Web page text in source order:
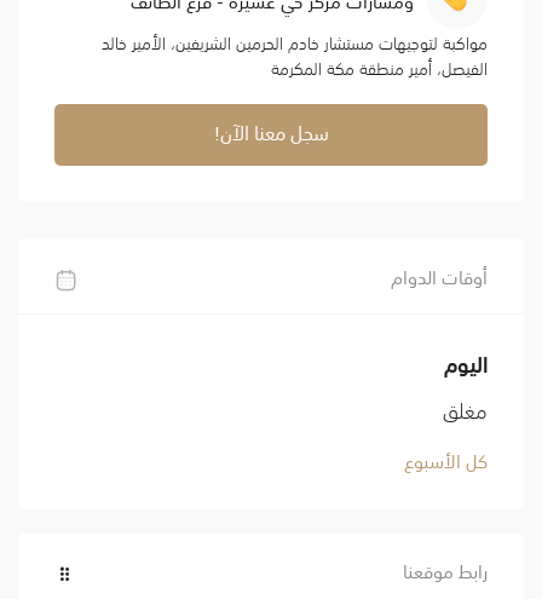
مواكبة لتوجيهات مستشار خادم الحرمين الشريفين، الأمير خالد
الفيصل، أمير منطقة مكة المكرمة
سجل معنا الآن!
أوقات الدوام
اليوم
مغلق
كل الأسبوع
رابط موقعنا